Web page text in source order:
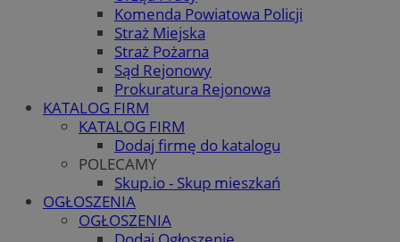
Komenda Powiatowa Policji
Straż Miejska
Straż Pożarna
Sąd Rejonowy
Prokuratura Rejonowa
KATALOG FIRM
KATALOG FIRM
Dodaj firmę do katalogu
POLECAMY
Skup.io - Skup mieszkań
OGŁOSZENIA
OGŁOSZENIA